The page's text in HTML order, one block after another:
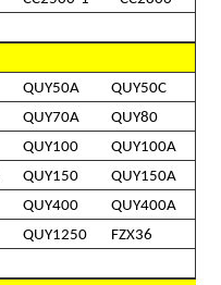
QUY50A
QUY50C
QUY70A
QUY80
QUY100
QUY100A
QUY150
QUY150A
QUY400
QUY400A
QUY1250
FZX36